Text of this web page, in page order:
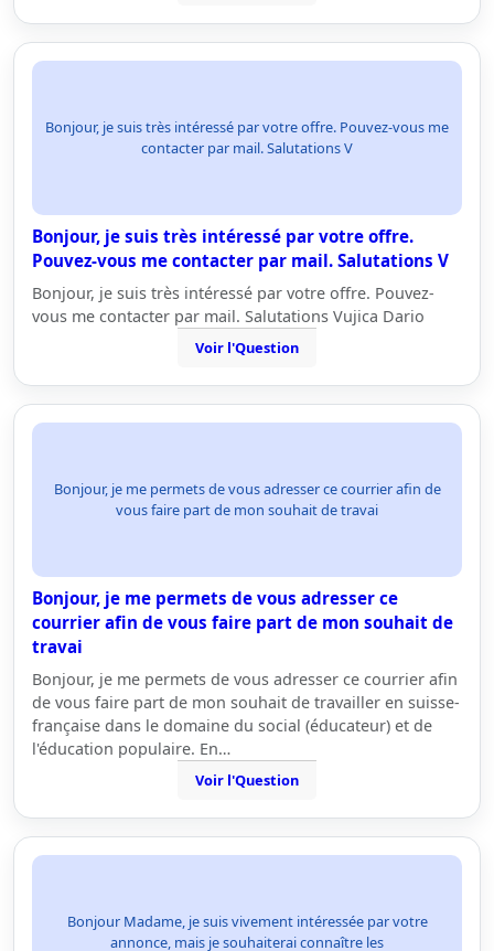
Bonjour, je suis très intéressé par votre offre. Pouvez-vous me
contacter par mail. Salutations V
Bonjour, je suis très intéressé par votre offre.
Pouvez-vous me contacter par mail. Salutations V
Bonjour, je suis très intéressé par votre offre. Pouvez-
vous me contacter par mail. Salutations Vujica Dario
Voir l'Question
Bonjour, je me permets de vous adresser ce courrier afin de
vous faire part de mon souhait de travai
Bonjour, je me permets de vous adresser ce
courrier afin de vous faire part de mon souhait de
travai
Bonjour, je me permets de vous adresser ce courrier afin
de vous faire part de mon souhait de travailler en suisse-
française dans le domaine du social (éducateur) et de
l'éducation populaire. En…
Voir l'Question
Bonjour Madame, je suis vivement intéressée par votre
annonce, mais je souhaiterai connaître les